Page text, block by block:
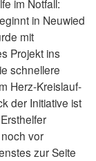
im Notfall:
in Neuwied
mit
Projekt ins
schnellere
Herz-Kreislauf-
der Initiative ist
vor
zur Seite